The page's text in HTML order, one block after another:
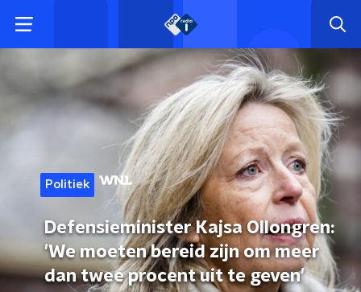
Politiek
Defensieminister Kajsa Ollongren:
'We moeten bereid zijn om meer
dan twee procent uit te geven'